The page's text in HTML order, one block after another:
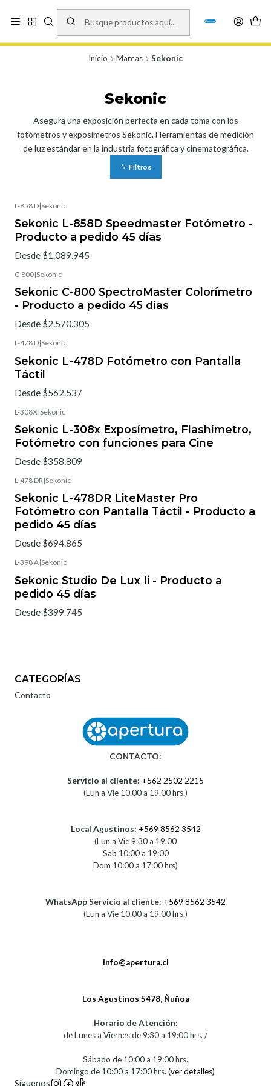
Vísita nuestro local en Los Agustinos 5478, Ñuñoa. Lunes a Viernes 9.30 a
19.00, Sábados 10:00 a 19:00 y Domingos de 10:00 a 17:00
Inicio Marcas Sekonic
Sekonic
Asegura una exposición perfecta en cada toma con los
fotómetros y exposímetros Sekonic. Herramientas de medición
de luz estándar en la industria fotográfica y cinematográfica.
Filtros
L-858 D|Sekonic
Sekonic L-858D Speedmaster Fotómetro -
Producto a pedido 45 días
Desde $1.089.945
C-800|Sekonic
Sekonic C-800 SpectroMaster Colorímetro
- Producto a pedido 45 días
Desde $2.570.305
L-478 D|Sekonic
Sekonic L-478D Fotómetro con Pantalla
Táctil
Desde $562.537
L-308X|Sekonic
Sekonic L-308x Exposímetro, Flashímetro,
Fotómetro con funciones para Cine
Desde $358.809
L-478 DR|Sekonic
Sekonic L-478DR LiteMaster Pro
Fotómetro con Pantalla Táctil - Producto a
pedido 45 días
Desde $694.865
L-398 A|Sekonic
Sekonic Studio De Lux Ii - Producto a
pedido 45 días
Desde $399.745
CATEGORÍAS
Contacto
CONTACTO:
Servicio al cliente: +562 2502 2215
(Lun a Vie 10.00 a 19.00 hrs.)
Local Agustinos: +569 8562 3542
(Lun a Vie 9.30 a 19.00
Sab 10:00 a 19:00
Dom 10:00 a 17:00 hrs)
WhatsApp Servicio al cliente: +569 8562 3542
(Lun a Vie 10.00 a 19.00 hrs.)
info@apertura.cl
Los Agustinos 5478, Ñuñoa
Horario de Atención:
de Lunes a Viernes de 9:30 a 19:00 hrs. /
Sábado de 10:00 a 19:00 hrs.
Domingo de 10:00 a 17:00 hrs.(ver detalles)
Síguenos